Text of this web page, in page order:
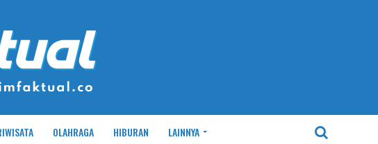
OLAHRAGA HIBURAN LAINNYA